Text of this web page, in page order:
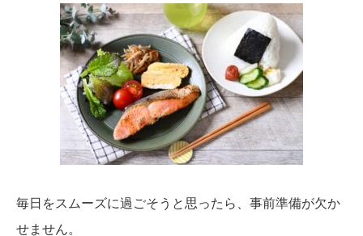
毎日をスムーズに過ごそうと思ったら、事前準備が欠か
せません。